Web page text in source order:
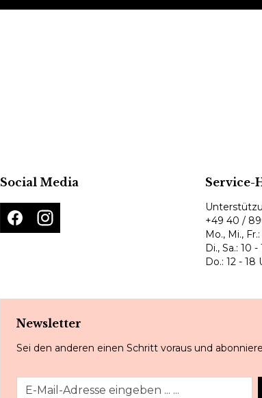
Social Media Service-
+49 40 /
Mo., Mi.,
Di., Sa.: 10 -
Do.: 12 - 18
Newsletter
Sei den anderen einen Schritt voraus und